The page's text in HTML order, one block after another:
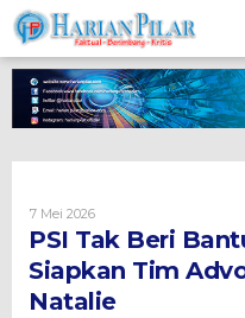
Skip
to
content
7 Mei 2026Oleh
Harian
Pilar
PSI Tak Beri
Siapkan Tim
Natalie